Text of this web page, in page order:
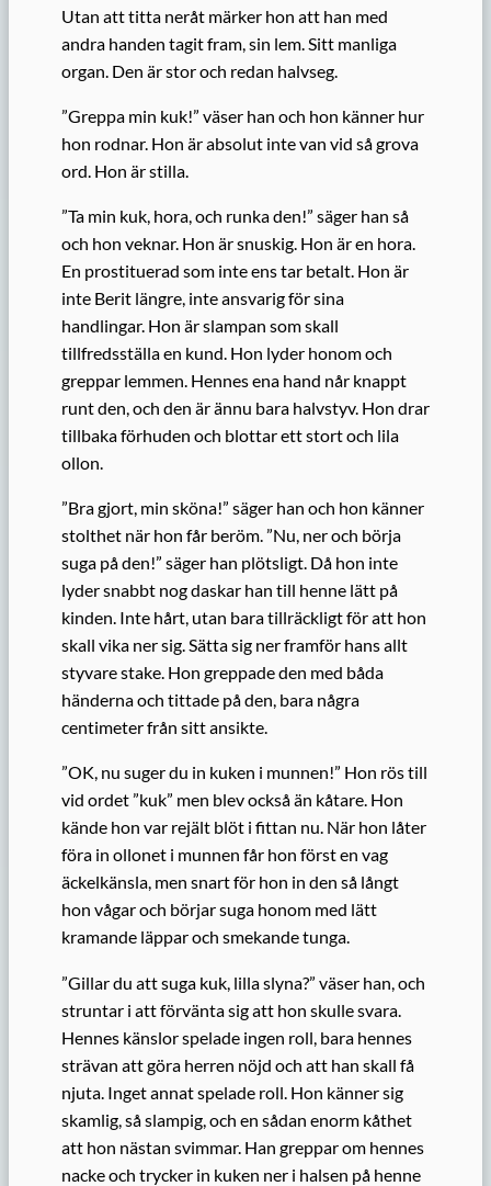
Utan att titta neråt märker hon att han med
andra handen tagit fram, sin lem. Sitt manliga
organ. Den är stor och redan halvseg.
”Greppa min kuk!” väser han och hon känner hur
hon rodnar. Hon är absolut inte van vid så grova
ord. Hon är stilla.
”Ta min kuk, hora, och runka den!” säger han så
och hon veknar. Hon är snuskig. Hon är en hora.
En prostituerad som inte ens tar betalt. Hon är
inte Berit längre, inte ansvarig för sina
handlingar. Hon är slampan som skall
tillfredsställa en kund. Hon lyder honom och
greppar lemmen. Hennes ena hand når knappt
runt den, och den är ännu bara halvstyv. Hon drar
tillbaka förhuden och blottar ett stort och lila
ollon.
”Bra gjort, min sköna!” säger han och hon känner
stolthet när hon får beröm. ”Nu, ner och börja
suga på den!” säger han plötsligt. Då hon inte
lyder snabbt nog daskar han till henne lätt på
kinden. Inte hårt, utan bara tillräckligt för att hon
skall vika ner sig. Sätta sig ner framför hans allt
styvare stake. Hon greppade den med båda
händerna och tittade på den, bara några
centimeter från sitt ansikte.
”OK, nu suger du in kuken i munnen!” Hon rös till
vid ordet ”kuk” men blev också än kåtare. Hon
kände hon var rejält blöt i fittan nu. När hon låter
föra in ollonet i munnen får hon först en vag
äckelkänsla, men snart för hon in den så långt
hon vågar och börjar suga honom med lätt
kramande läppar och smekande tunga.
”Gillar du att suga kuk, lilla slyna?” väser han, och
struntar i att förvänta sig att hon skulle svara.
Hennes känslor spelade ingen roll, bara hennes
strävan att göra herren nöjd och att han skall få
njuta. Inget annat spelade roll. Hon känner sig
skamlig, så slampig, och en sådan enorm kåthet
att hon nästan svimmar. Han greppar om hennes
nacke och trycker in kuken ner i halsen på henne